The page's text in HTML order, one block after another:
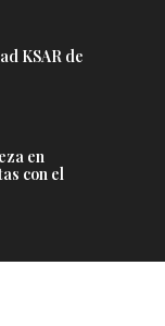
KSAR de
en
con el